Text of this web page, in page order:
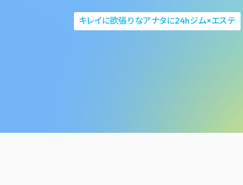
キレイに欲張りなアナタに24hジム×エステ